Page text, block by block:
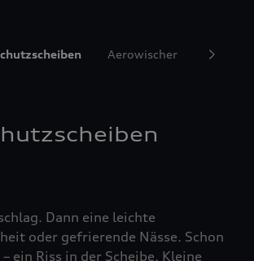
Aerowischer
Dann eine leichte
oder gefrierende Nässe. Schon
ein Riss in der Scheibe. Kleine